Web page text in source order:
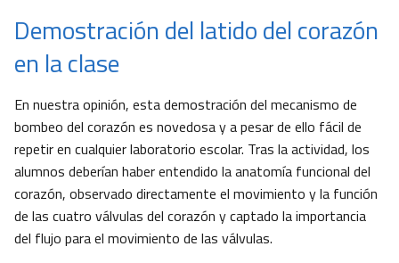
Demostración del latido del corazón
en la clase
En nuestra opinión, esta demostración del mecanismo de
bombeo del corazón es novedosa y a pesar de ello fácil de
repetir en cualquier laboratorio escolar. Tras la actividad, los
alumnos deberían haber entendido la anatomía funcional del
corazón, observado directamente el movimiento y la función
de las cuatro válvulas del corazón y captado la importancia
del flujo para el movimiento de las válvulas.